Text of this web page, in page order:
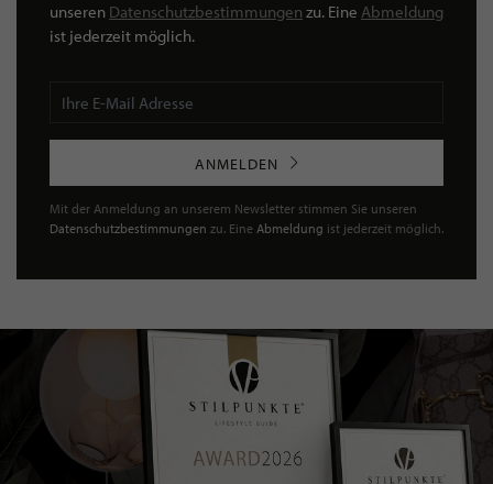
unseren Datenschutzbestimmungen zu. Eine Abmeldung
ist jederzeit möglich.
ANMELDEN
Mit der Anmeldung an unserem Newsletter stimmen Sie unseren
Datenschutzbestimmungen zu. Eine Abmeldung ist jederzeit möglich.